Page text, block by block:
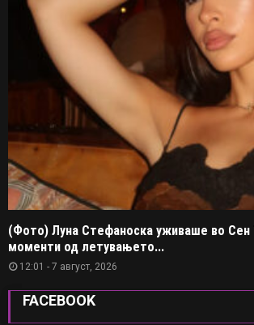
(Фото) Луна Стефаноска уживаше во Сен
моменти од летувањето...
12:01 - 7 август, 2026
FACEBOOK